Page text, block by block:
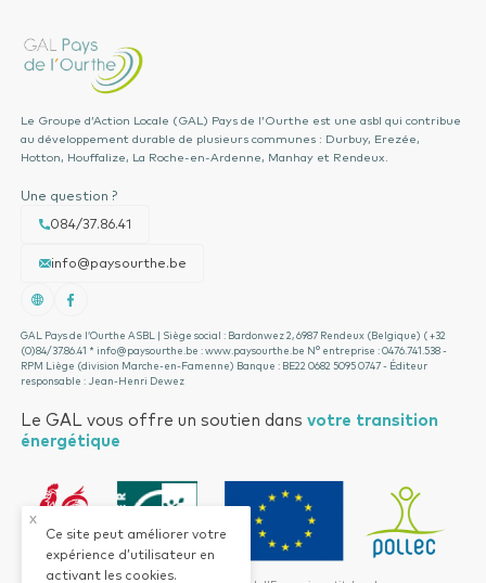
Le Groupe d’Action Locale (GAL) Pays de l’Ourthe est une asbl qui contribue
au développement durable de plusieurs communes : Durbuy, Erezée,
Hotton, Houffalize, La Roche-en-Ardenne, Manhay et Rendeux.
Une question ?
084/37.86.41
info@paysourthe.be
GAL Pays de l’Ourthe ASBL | Siège social : Bardonwez 2, 6987 Rendeux (Belgique) ( +32
(0)84/37.86.41 * info@paysourthe.be : www.paysourthe.be N° entreprise : 0476.741.538 -
RPM Liège (division Marche-en-Famenne) Banque : BE22 0682 5095 0747 - Éditeur
responsable : Jean-Henri Dewez
Le GAL vous offre un soutien dansvotre transition
énergétique
x
Ce site peut améliorer votre
expérience d’utilisateur en
activant les cookies.